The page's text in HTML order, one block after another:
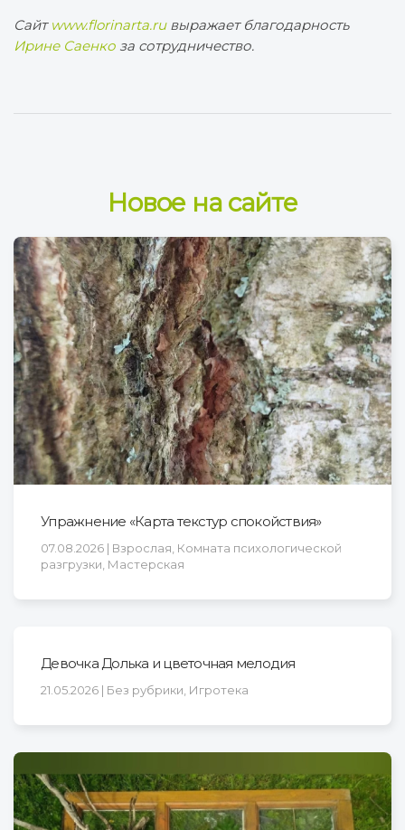
Сайтwww.florinarta.ru выражает благодарность
Ирине Саенко за сотрудничество.
Новое на сайте
Упражнение «Карта текстур спокойствия»
07.08.2026 | Взрослая, Комната психологической
разгрузки, Мастерская
Девочка Долька и цветочная мелодия
21.05.2026 | Без рубрики, Игротека